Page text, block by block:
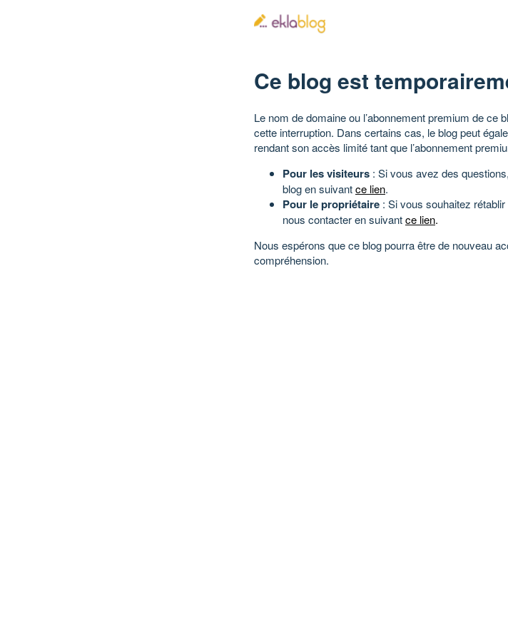
Ce blog est
Le nom de domaine ou l’abonnement premium de ce
cette interruption. Dans certains cas, le blog peut
rendant son accès limité tant que l’abonnement
Pour les visiteurs : Si vous avez des
blog en suivantce lien.
Pour le propriétaire : Si vous souhaitez
nous contacter en suivantce lien.
Nous espérons que ce blog pourra être de nouveau
compréhension.